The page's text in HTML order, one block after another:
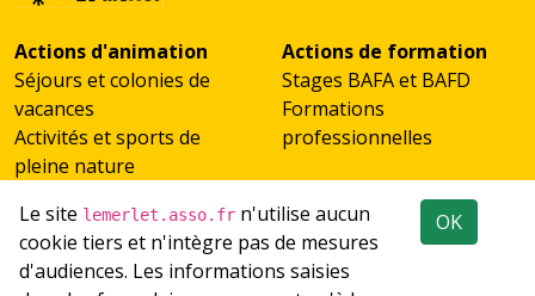
Actions d'animation
Séjours et colonies de
vacances
Activités et sports de
pleine nature
découverte
Accueil de groupes
Actions de formation
Stages BAFA et BAFD
Formations
professionnelles
Emploi Réseaux sociaux
Le site lemerlet.asso.fr n'utilise aucun
cookie tiers et n'intègre pas de mesures
d'audiences. Les informations saisies
OK